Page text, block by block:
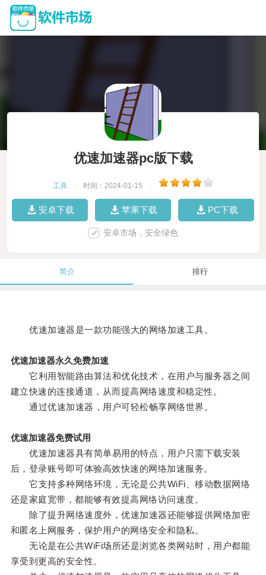
优速加速器pc版下载
工具 时间：2024-01-15
安卓下载 苹果下载 PC下载
安卓市场，安全绿色
简介 排行
优速加速器是一款功能强大的网络加速工具。
优速加速器永久免费加速
它利用智能路由算法和优化技术，在用户与服务器之间
建立快速的连接通道，从而提高网络速度和稳定性。
通过优速加速器，用户可轻松畅享网络世界。
优速加速器免费试用
优速加速器具有简单易用的特点，用户只需下载安装
后，登录账号即可体验高效快速的网络加速服务。
它支持多种网络环境，无论是公共WiFi、移动数据网络
还是家庭宽带，都能够有效提高网络访问速度。
除了提升网络速度外，优速加速器还能够提供网络加密
和匿名上网服务，保护用户的网络安全和隐私。
无论是在公共WiFi场所还是浏览各类网站时，用户都能
享受到更高的安全性。